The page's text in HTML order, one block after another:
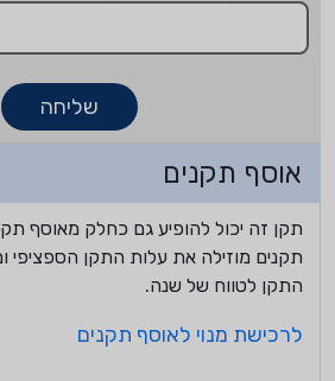
שליחה
אוסף תקנים
תקן זה יכול להופיע גם כחלק מאוסף
תקנים מוזילה את עלות התקן
התקן לטווח של שנה.
לרכישת מנוי לאוסף תקנים